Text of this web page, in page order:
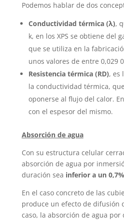
Podemos hablar de dos
Conductividad térmica (λ),
k, en los XPS se obtiene del
que se utiliza en la
unos valores de entre 0,029
Resistencia térmica (RD), es
la conductividad térmica,
oponerse al flujo del calor.
con el espesor del mismo.
Absorción de agua
Con su estructura celular
absorción de agua por
duración sea inferior a un 0,7%
En el caso concreto de las
produce un efecto de difusión
caso, la absorción de agua por